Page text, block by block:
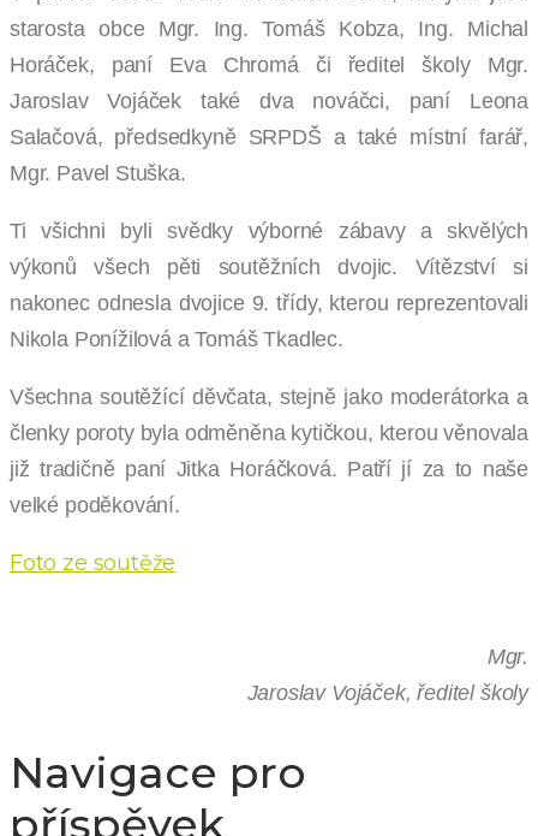
starosta obce Mgr. Ing. Tomáš Kobza, Ing. Michal
Horáček, paní Eva Chromá či ředitel školy Mgr.
Jaroslav Vojáček také dva nováčci, paní Leona
Salačová, předsedkyně SRPDŠ a také místní farář,
Mgr. Pavel Stuška.
Ti všichni byli svědky výborné zábavy a skvělých
výkonů všech pěti soutěžních dvojic. Vítězství si
nakonec odnesla dvojice 9. třídy, kterou reprezentovali
Nikola Ponížilová a Tomáš Tkadlec.
Všechna soutěžící děvčata, stejně jako moderátorka a
členky poroty byla odměněna kytičkou, kterou věnovala
již tradičně paní Jitka Horáčková. Patří jí za to naše
velké poděkování.
Foto ze soutěže
Mgr.
Jaroslav Vojáček, ředitel školy
Navigace pro
příspěvek